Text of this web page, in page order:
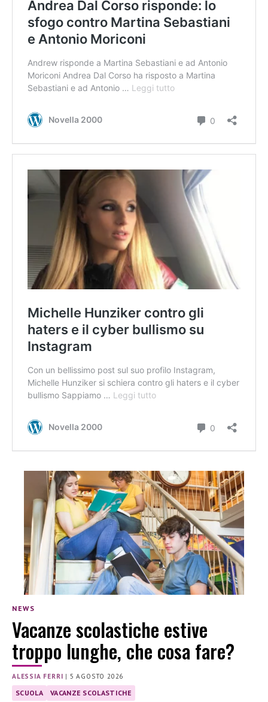
NEWS
Vacanze scolastiche estive
troppo lunghe, che cosa fare?
ALESSIA FERRI | 5 AGOSTO 2026
SCUOLA VACANZE SCOLASTICHE